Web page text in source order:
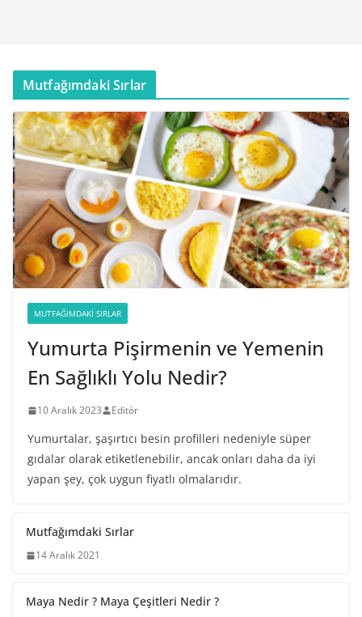
Mutfağımdaki Sırlar
MUTFAĞIMDAKI SIRLAR
Yumurta Pişirmenin ve Yemenin
En Sağlıklı Yolu Nedir?
10 Aralık 2023 Editör
Yumurtalar, şaşırtıcı besin profilleri nedeniyle süper
gıdalar olarak etiketlenebilir, ancak onları daha da iyi
yapan şey, çok uygun fiyatlı olmalarıdır.
Mutfağımdaki Sırlar
14 Aralık 2021
Maya Nedir ? Maya Çeşitleri Nedir ?